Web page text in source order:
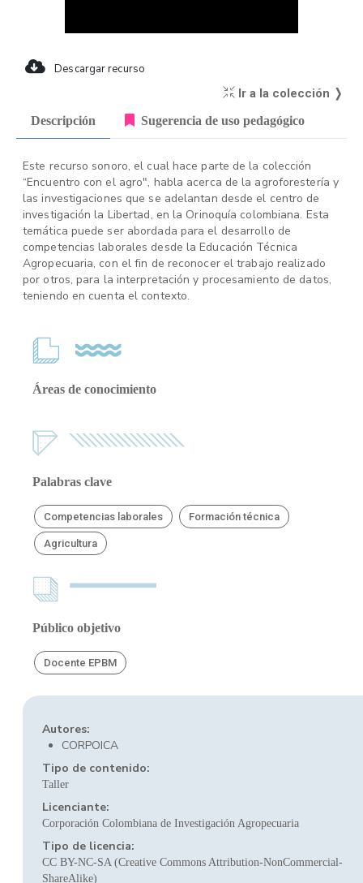
Descargar recurso
Ir a la colección ❭
Descripción Sugerencia de uso pedagógico
Este recurso sonoro, el cual hace parte de la colección
“Encuentro con el agro", habla acerca de la agroforestería y
las investigaciones que se adelantan desde el centro de
investigación la Libertad, en la Orinoquía colombiana. Esta
temática puede ser abordada para el desarrollo de
competencias laborales desde la Educación Técnica
Agropecuaria, con el fin de reconocer el trabajo realizado
por otros, para la interpretación y procesamiento de datos,
teniendo en cuenta el contexto.
Áreas de conocimiento
Palabras clave
Competencias laborales Formación técnica
Agricultura
Público objetivo
Docente EPBM
Autores:
CORPOICA
Tipo de contenido:
Taller
Licenciante:
Corporación Colombiana de Investigación Agropecuaria
Tipo de licencia:
CC BY-NC-SA (Creative Commons Attribution-NonCommercial-
ShareAlike)